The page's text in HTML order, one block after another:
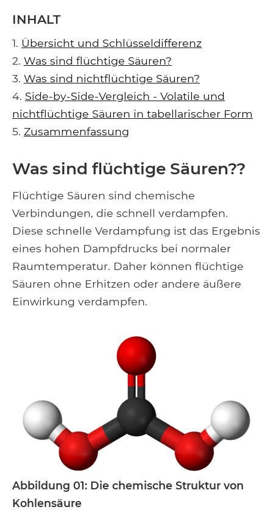
INHALT
1. Übersicht und Schlüsseldifferenz
2. Was sind flüchtige Säuren?
3. Was sind nichtflüchtige Säuren?
4. Side-by-Side-Vergleich - Volatile und
nichtflüchtige Säuren in tabellarischer Form
5. Zusammenfassung
Was sind flüchtige Säuren??
Flüchtige Säuren sind chemische
Verbindungen, die schnell verdampfen.
Diese schnelle Verdampfung ist das Ergebnis
eines hohen Dampfdrucks bei normaler
Raumtemperatur. Daher können flüchtige
Säuren ohne Erhitzen oder andere äußere
Einwirkung verdampfen.
Abbildung 01: Die chemische Struktur von
Kohlensäure